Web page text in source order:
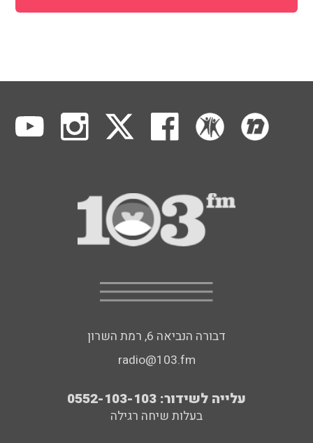
דבורה הנביאה 6, רמת השרון
radio@103.fm
עלייה לשידור: 0552-103-103
בעלות שיחה רגילה